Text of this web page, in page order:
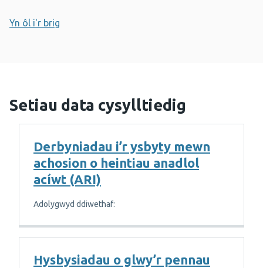
Yn ôl i'r brig
Setiau data cysylltiedig
Derbyniadau i’r ysbyty mewn
achosion o heintiau anadlol
acíwt (ARI)
Adolygwyd ddiwethaf:
Hysbysiadau o glwy’r pennau